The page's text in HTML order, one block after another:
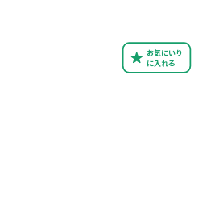
お気にいり
に入れる